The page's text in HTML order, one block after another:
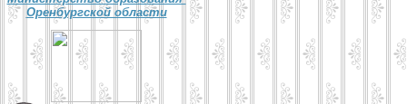
Оренбургской области